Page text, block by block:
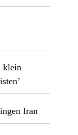
klein
Iran